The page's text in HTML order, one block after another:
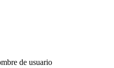
de usuario